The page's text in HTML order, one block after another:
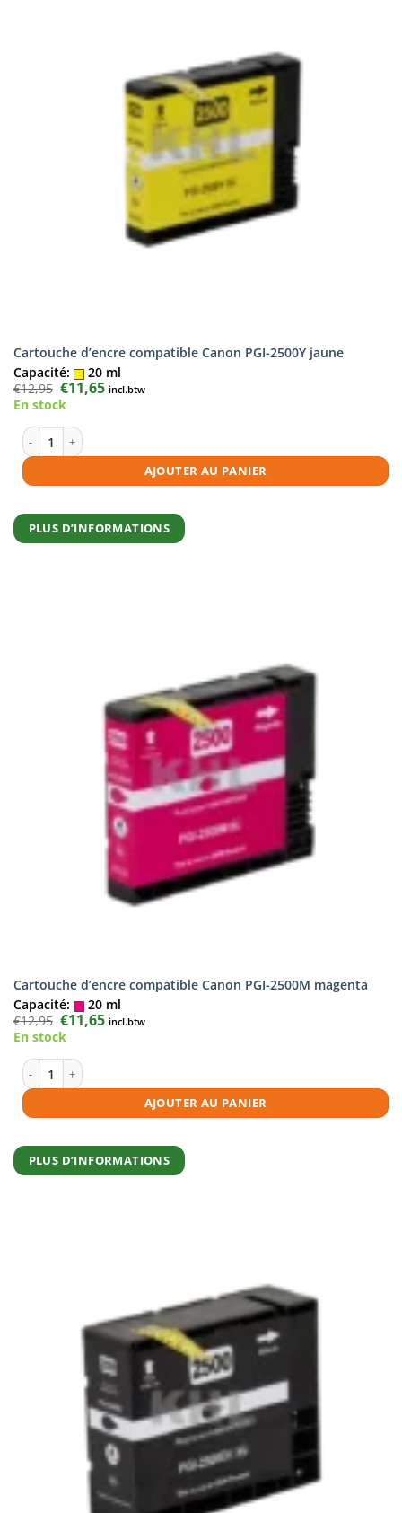
Cartouche d’encre compatible Canon PGI-2500Y jaune
Capacité:
20 ml
€12,95 Le
prix
initial
€12,95.
€11,65Le
prix
incl.btw
En stock
quantité de Cartouche d'encre compatible Canon PGI-2500Y jaune
AJOUTER AU PANIER
PLUS D’INFORMATIONS
Cartouche d’encre compatible Canon PGI-2500M magenta
Capacité:
20 ml
€12,95 Le
prix
initial
€12,95.
€11,65Le
prix
incl.btw
En stock
quantité de Cartouche d'encre compatible Canon PGI-2500M magenta
AJOUTER AU PANIER
PLUS D’INFORMATIONS